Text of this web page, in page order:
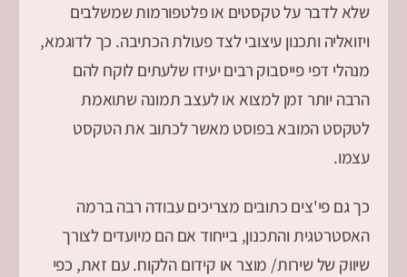
שלא לדבר על טקסטים או פלטפורמות שמשלבים
ויזואליה ותכנון עיצובי לצד פעולת הכתיבה. כך לדוגמא,
מנהלי דפי פייסבוק רבים יעידו שלעתים לוקח להם
הרבה יותר זמן למצוא או לעצב תמונה שתואמת
לטקסט המובא בפוסט מאשר לכתוב את הטקסט
עצמו.
כך גם פי'צים כתובים מצריכים עבודה רבה ברמה
האסטרטגית והתכנון, בייחוד אם הם מיועדים לצורך
שיווק של שירות/ מוצר או קידום הלקוח. עם זאת, כפי